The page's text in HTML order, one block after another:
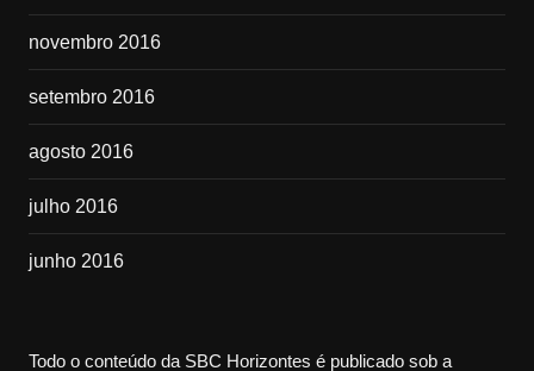
novembro 2016
setembro 2016
agosto 2016
julho 2016
junho 2016
Todo o conteúdo da SBC Horizontes é publicado sob a